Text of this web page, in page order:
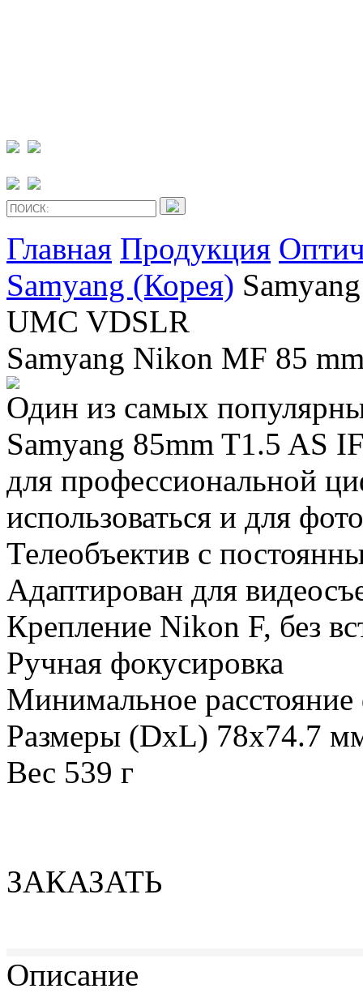
Главная Продукция
Samyang (Корея)
UMC VDSLR
Samyang Nikon MF 85
Один из самых
Samyang 85mm T1.5 AS
для профессиональной
использоваться и для
Телеобъектив с
Адаптирован для
Крепление Nikon F, без
Ручная фокусировка
Минимальное
Размеры (DхL) 78x74.7
Вес 539 г
ЗАКАЗАТЬ
Описание